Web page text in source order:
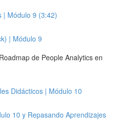
| Módulo 9 (3:42)
| Módulo 9
de People Analytics en
Didácticos | Módulo 10
10 y Repasando Aprendizajes